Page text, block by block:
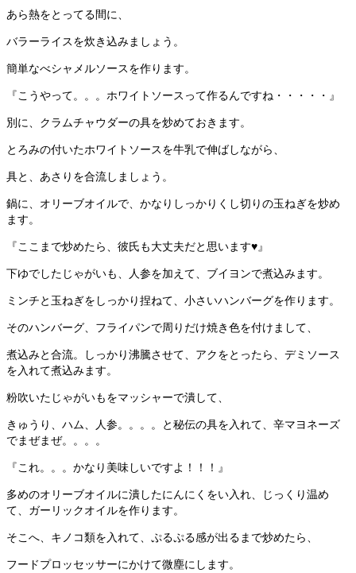
あら熱をとってる間に、
バラーライスを炊き込みましょう。
簡単なべシャメルソースを作ります。
『こうやって。。。ホワイトソースって作るんですね・・・・・』
別に、クラムチャウダーの具を炒めておきます。
とろみの付いたホワイトソースを牛乳で伸ばしながら、
具と、あさりを合流しましょう。
鍋に、オリーブオイルで、かなりしっかりくし切りの玉ねぎを炒め
ます。
『ここまで炒めたら、彼氏も大丈夫だと思います♥』
下ゆでしたじゃがいも、人参を加えて、ブイヨンで煮込みます。
ミンチと玉ねぎをしっかり捏ねて、小さいハンバーグを作ります。
そのハンバーグ、フライパンで周りだけ焼き色を付けまして、
煮込みと合流。しっかり沸騰させて、アクをとったら、デミソース
を入れて煮込みます。
粉吹いたじゃがいもをマッシャーで潰して、
きゅうり、ハム、人参。。。。と秘伝の具を入れて、辛マヨネーズ
でまぜまぜ。。。。
『これ。。。かなり美味しいですよ！！！』
多めのオリーブオイルに潰したにんにくをい入れ、じっくり温め
て、ガーリックオイルを作ります。
そこへ、キノコ類を入れて、ぷるぷる感が出るまで炒めたら、
フードプロッセッサーにかけて微塵にします。